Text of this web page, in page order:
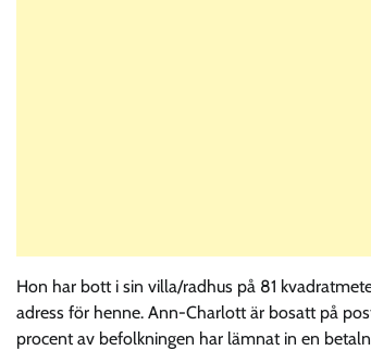
Hon har bott i sin villa/radhus på 81
adress för henne. Ann-Charlott är bosatt på
procent av befolkningen har lämnat in en